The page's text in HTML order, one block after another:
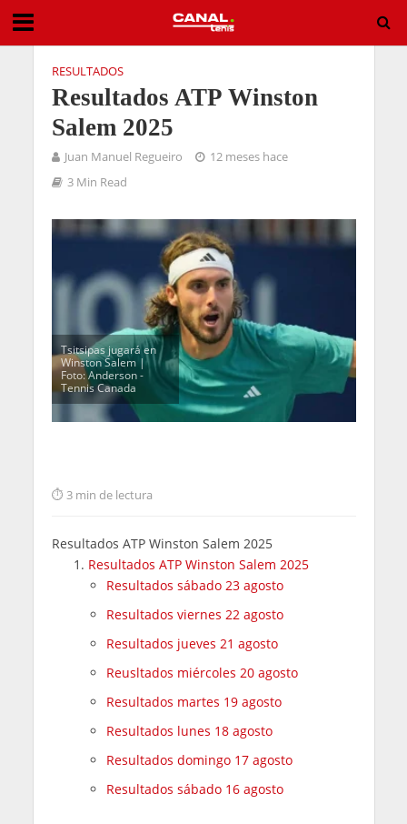
RESULTADOS
Resultados ATP Winston
Salem 2025
Juan Manuel Regueiro
12 meses hace
3 Min Read
Tsitsipas jugará en
Winston Salem |
Foto: Anderson -
Tennis Canada
3 min de lectura
Resultados ATP Winston Salem 2025
Resultados ATP Winston Salem 2025
Resultados sábado 23 agosto
Resultados viernes 22 agosto
Resultados jueves 21 agosto
Reusltados miércoles 20 agosto
Resultados martes 19 agosto
Resultados lunes 18 agosto
Resultados domingo 17 agosto
Resultados sábado 16 agosto